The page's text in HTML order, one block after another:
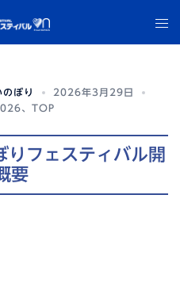
ト
グ
ー
ぼり
2026年3月29日
、 TOP
フェスティバル開
要